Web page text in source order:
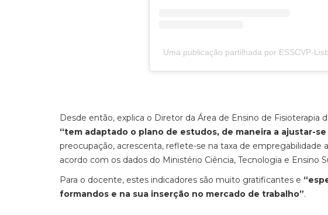
Uma publicação partilhada por ESSCVP-
Desde então, explica o Diretor da Área de Ensino de Fisioterapia
“tem adaptado o plano de estudos, de maneira a ajustar-
preocupação, acrescenta, reflete-se na taxa de empregabilidade
acordo com os dados do Ministério Ciência, Tecnologia e Ensino
Para o docente, estes indicadores são muito gratificantes e
formandos e na sua inserção no mercado de trabalho”.